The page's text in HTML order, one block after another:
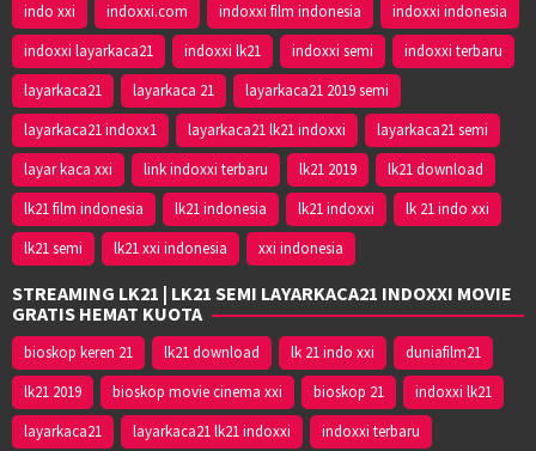
indo xxi
indoxxi.com indoxxi film indonesia
indoxxi indonesia
indoxxi layarkaca21
indoxxi lk21 indoxxi semi
indoxxi terbaru
layarkaca21
layarkaca 21
layarkaca21 2019 semi
layarkaca21 indoxx1
layarkaca21 lk21 indoxxi
layarkaca21 semi
layar kaca xxi
link indoxxi terbaru lk21 2019
lk21 download
lk21 film indonesia
lk21 indonesia lk21 indoxxi
lk 21 indo xxi
lk21 semi
lk21 xxi indonesia xxi indonesia
STREAMING LK21 | LK21 SEMI LAYARKACA21 INDOXXI MOVIE
GRATIS HEMAT KUOTA
bioskop keren 21 lk21 download lk 21 indo xxi
duniafilm21
lk21 2019
bioskop movie cinema xxi bioskop 21
indoxxi lk21
layarkaca21
layarkaca21 lk21 indoxxi indoxxi terbaru